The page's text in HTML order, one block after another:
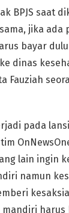
BPJS saat
jika ada
bayar
dinas
Fauziah
pada
lain ingin
namun
mandiri